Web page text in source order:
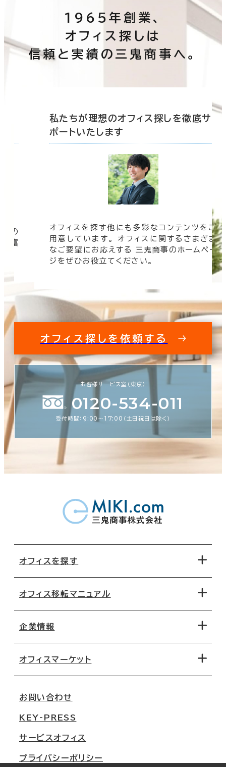
1965年創業、
オフィス探しは
信頼と実績の三鬼商事へ。
の
豊富
私たちが理想のオフィス探しを徹底サ
ポートいたします
オフィスを探す他にも多彩なコンテンツをご
用意しています。 オフィスに関するさまざま
なご要望にお応えする 三鬼商事のホームペー
ジをぜひお役立てください。
オフィス探しを依頼する
お客様サービス室（東京）
0120-534-011
受付時間：9:00〜17:00（土日祝日は除く）
オフィスを探す
地図から探す
路線・駅から探す
オフィス移転マニュアル
移転コストシミュレーション
移転スケジュール
オフィス移転Q&A
企業情報
オフィスマーケット
大阪
名古屋
札幌
お問い合わせ
KEY-PRESS
サービスオフィス
プライバシーポリシー